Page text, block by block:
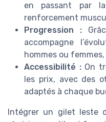
en passant par
renforcement
Progression :
accompagne
hommes ou
Accessibilité :On
les prix, avec des
adaptés à chaque
Intégrer un gilet leste